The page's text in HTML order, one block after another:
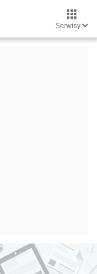
Serwisy